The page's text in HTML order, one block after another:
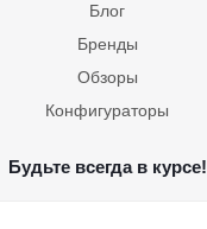
Блог
Бренды
Обзоры
Конфигураторы
Будьте всегда в курсе!